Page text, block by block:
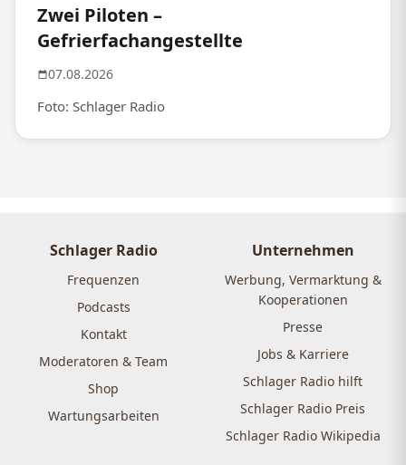
Zwei Piloten –
Gefrierfachangestellte
07.08.2026
Foto: Schlager Radio
Schlager Radio
Frequenzen
Podcasts
Kontakt
Moderatoren & Team
Shop
Wartungsarbeiten
Unternehmen
Werbung, Vermarktung &
Kooperationen
Presse
Jobs & Karriere
Schlager Radio hilft
Schlager Radio Preis
Schlager Radio Wikipedia